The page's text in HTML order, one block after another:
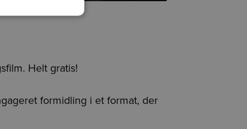
Helt gratis!
formidling i et format, der